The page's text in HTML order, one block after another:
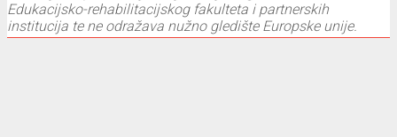
Edukacijsko-rehabilitacijskog fakulteta i partnerskih
institucija te ne odražava nužno gledište Europske unije.